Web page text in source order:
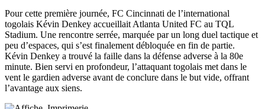
Pour cette première journée, FC Cincinnati de l’international
togolais Kévin Denkey accueillait Atlanta United FC au TQL
Stadium. Une rencontre serrée, marquée par un long duel tactique et
peu d’espaces, qui s’est finalement débloquée en fin de partie.
Kévin Denkey a trouvé la faille dans la défense adverse à la 80e
minute. Bien servi en profondeur, l’attaquant togolais met dans le
vent le gardien adverse avant de conclure dans le but vide, offrant
l’avantage aux siens.